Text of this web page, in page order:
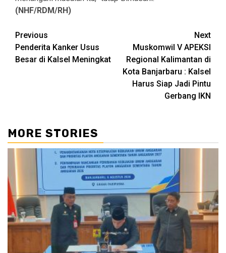
(NHF/RDM/RH)
Continue
Reading
Previous
Penderita Kanker Usus
Besar di Kalsel Meningkat
Next
Muskomwil V APEKSI
Regional Kalimantan di
Kota Banjarbaru : Kalsel
Harus Siap Jadi Pintu
Gerbang IKN
MORE STORIES